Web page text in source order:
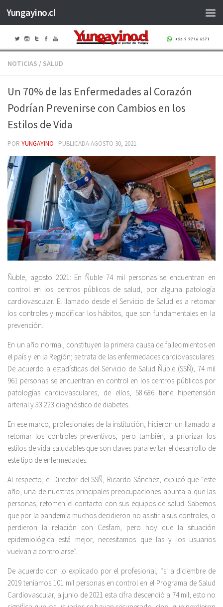
Saltar al contenido
Yungayino.cl
NOTICIAS / SALUD
Un 70% de las Enfermedades al Corazón
Podrían Prevenirse con Cambios en los
Estilos de Vida
POR YUNGAYINO · PUBLICADAAGOSTO 30, 2021
Ñuble, agosto 2021: En Ñuble 74 mil personas se encuentran en
control en los centros públicos de salud, por alguna patología
cardiovascular. El llamado desde el Servicio de Salud es a retomar
los controles y modificar los hábitos, que son fundamentales en la
prevención.
En un año normal, constituyen la primera causa de fallecimientos en
el país y en la Región; se trata de las enfermedades cardiovasculares.
De acuerdo a estadísticas del Servicio de Salud Ñuble (SSÑ), 74 mil
961 personas se encuentran en control en los centros públicos por
patologías cardiovasculares, de ellos, 58.686 tiene hipertensión
arterial y 33.223 diagnóstico de diabetes.
En ese marco, profesionales de la institución, hicieron un llamado a
retomar los controles preventivos, pero también, a priorizar los
estilos de vida saludables que son claves para evitar el desarrollo de
este tipo de enfermedades.
Al respecto, el Director del SSÑ, Ricardo Sánchez, explicó que “este
año, una de nuestras principales preocupaciones apunta a que las
personas, retomen el contacto con sus equipos de salud. Sabemos
que por la pandemia muchos decidieron no asistir a sus controles, o
perdieron la relación con Cesfam, pero hoy que la situación
epidemiológica está mejor, necesitamos que las y los usuarios
vuelvan a controlarse”.
De acuerdo con lo explicado por el profesional, “si a diciembre de
2019 teníamos 101 mil personas en control en el Programa de Salud
Cardiovascular, a junio de 2021 esta cifra descendió a 74 mil; esto no